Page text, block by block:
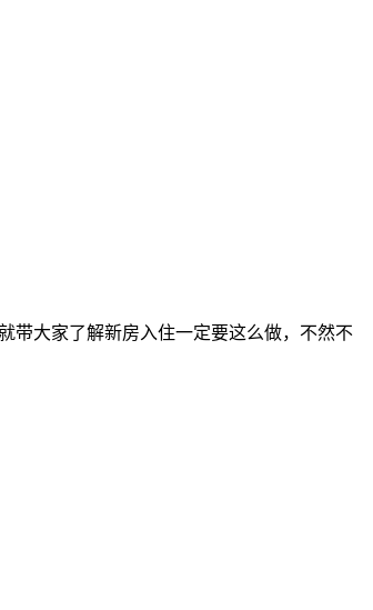
带大家了解新房入住一定要这么做，不然不